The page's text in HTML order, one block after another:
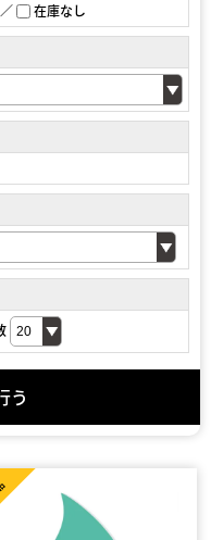
在庫なし
う